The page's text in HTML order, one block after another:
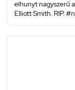
elhunyt nagyszerű
Elliott Smith. RIP.